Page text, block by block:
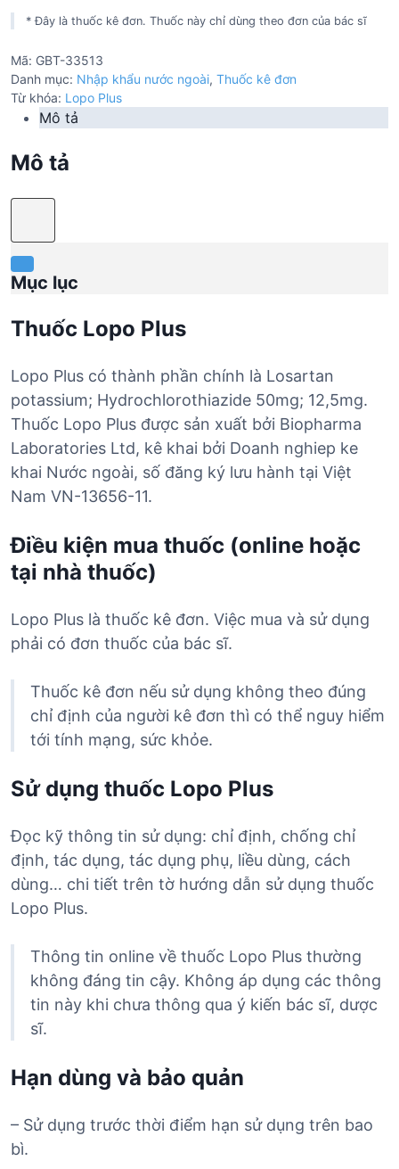
* Đây là thuốc kê đơn. Thuốc này chỉ dùng theo đơn của bác sĩ
Mã: GBT-33513
Danh mục: Nhập khẩu nước ngoài, Thuốc kê đơn
Từ khóa: Lopo Plus
Mô tả
Mô tả
Mục lục
Thuốc Lopo Plus
Lopo Plus có thành phần chính là Losartan
potassium; Hydrochlorothiazide 50mg; 12,5mg.
Thuốc Lopo Plus được sản xuất bởi Biopharma
Laboratories Ltd, kê khai bởi Doanh nghiep ke
khai Nước ngoài, số đăng ký lưu hành tại Việt
Nam VN-13656-11.
Điều kiện mua thuốc (online hoặc
tại nhà thuốc)
Lopo Plus là thuốc kê đơn. Việc mua và sử dụng
phải có đơn thuốc của bác sĩ.
Thuốc kê đơn nếu sử dụng không theo đúng
chỉ định của người kê đơn thì có thể nguy hiểm
tới tính mạng, sức khỏe.
Sử dụng thuốc Lopo Plus
Đọc kỹ thông tin sử dụng: chỉ định, chống chỉ
định, tác dụng, tác dụng phụ, liều dùng, cách
dùng… chi tiết trên tờ hướng dẫn sử dụng thuốc
Lopo Plus.
Thông tin online về thuốc Lopo Plus thường
không đáng tin cậy. Không áp dụng các thông
tin này khi chưa thông qua ý kiến bác sĩ, dược
sĩ.
Hạn dùng và bảo quản
– Sử dụng trước thời điểm hạn sử dụng trên bao
bì.